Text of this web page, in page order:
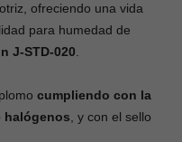
ofreciendo una vida
para humedad de
J-STD-020
cumpliendo con la
halógenos , y con el sello